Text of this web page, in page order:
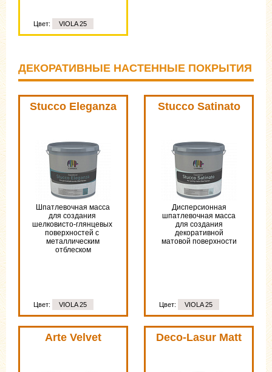
Цвет: VIOLA 25
ДЕКОРАТИВНЫЕ НАСТЕННЫЕ ПОКРЫТИЯ
Stucco Eleganza
Шпатлевочная маcса
для создания
шелковисто-глянцевых
поверхностей с
металлическим
отблеском
Цвет: VIOLA 25
Stucco Satinato
Дисперсионная
шпатлевочная масса
для создания
декоративной
матовой поверхности
Цвет: VIOLA 25
Arte Velvet Deco-Lasur Matt